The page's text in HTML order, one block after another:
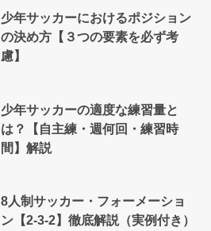
少年サッカーにおけるポジション
の決め方【３つの要素を必ず考
慮】
少年サッカーの適度な練習量と
は？【自主練・週何回・練習時
間】解説
8人制サッカー・フォーメーショ
ン【2-3-2】徹底解説（実例付き）